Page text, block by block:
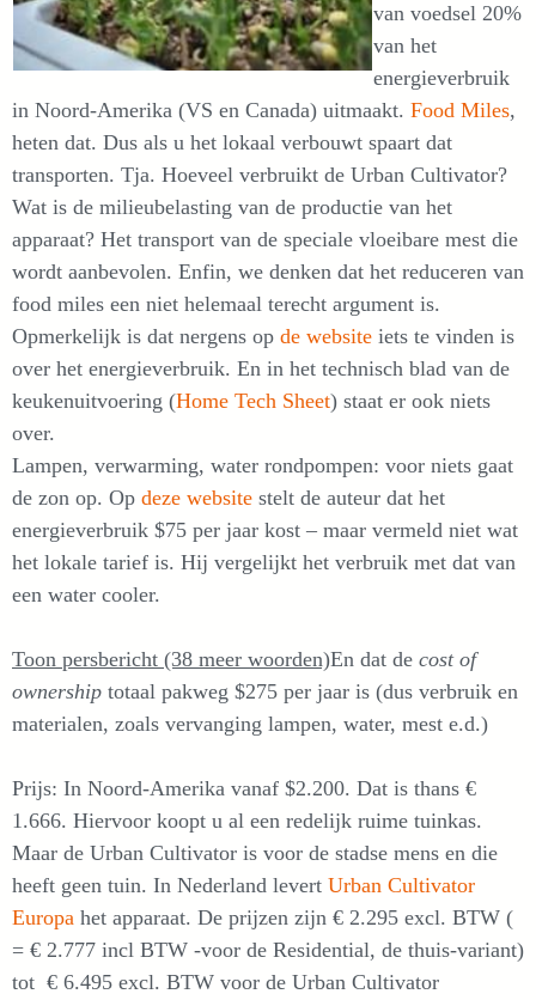
van voedsel 20%
van het
energieverbruik
in Noord-Amerika (VS en Canada) uitmaakt. Food Miles,
heten dat. Dus als u het lokaal verbouwt spaart dat
transporten. Tja. Hoeveel verbruikt de Urban Cultivator?
Wat is de milieubelasting van de productie van het
apparaat? Het transport van de speciale vloeibare mest die
wordt aanbevolen. Enfin, we denken dat het reduceren van
food miles een niet helemaal terecht argument is.
Opmerkelijk is dat nergens op de website iets te vinden is
over het energieverbruik. En in het technisch blad van de
keukenuitvoering (Home Tech Sheet) staat er ook niets
over.
Lampen, verwarming, water rondpompen: voor niets gaat
de zon op. Op deze website stelt de auteur dat het
energieverbruik $75 per jaar kost – maar vermeld niet wat
het lokale tarief is. Hij vergelijkt het verbruik met dat van
een water cooler.
Toon persbericht (38 meer woorden)En dat de cost of
ownership totaal pakweg $275 per jaar is (dus verbruik en
materialen, zoals vervanging lampen, water, mest e.d.)
Prijs: In Noord-Amerika vanaf $2.200. Dat is thans €
1.666. Hiervoor koopt u al een redelijk ruime tuinkas.
Maar de Urban Cultivator is voor de stadse mens en die
heeft geen tuin. In Nederland levert Urban Cultivator
Europa het apparaat. De prijzen zijn € 2.295 excl. BTW (
= € 2.777 incl BTW -voor de Residential, de thuis-variant)
tot € 6.495 excl. BTW voor de Urban Cultivator